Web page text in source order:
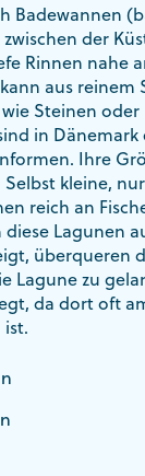
Badewannen
der
Rinnen nahe
aus reinem
Steinen oder
in Dänemark
Ihre
kleine,
reich an
Lagunen
überqueren
Lagune zu
da dort oft